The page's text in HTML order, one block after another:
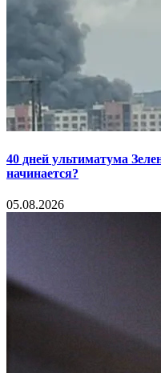
40 дней ультиматума
начинается?
05.08.2026